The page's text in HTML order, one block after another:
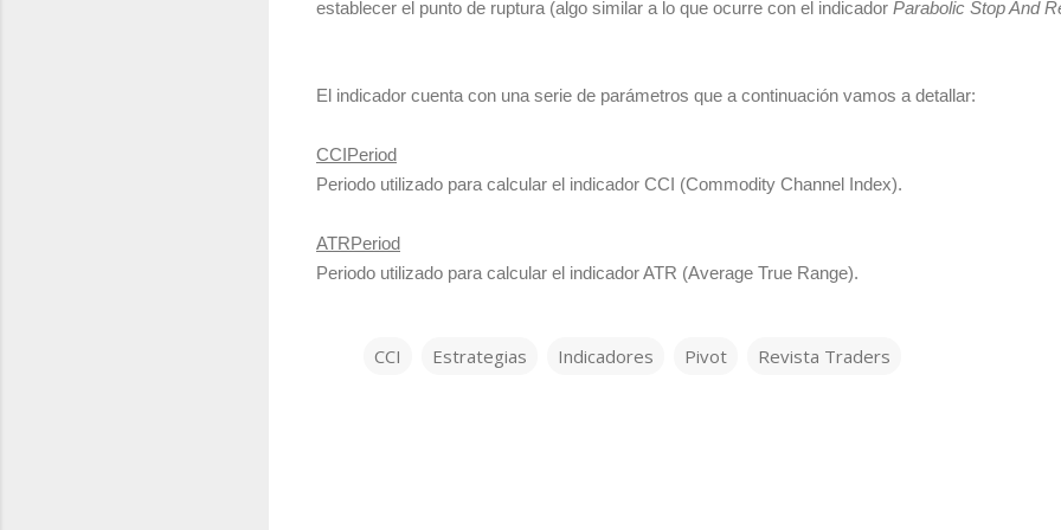
establecer el punto de ruptura (algo similar a lo que ocurre con el indicador Parabolic Stop And
El indicador cuenta con una serie de parámetros que a continuación vamos a detallar:
CCIPeriod
Periodo utilizado para calcular el indicador CCI (Commodity Channel Index).
ATRPeriod
Periodo utilizado para calcular el indicador ATR (Average True Range).
CCI Estrategias Indicadores Pivot Revista Traders